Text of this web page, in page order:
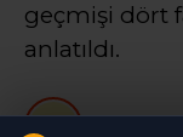
geçmişi dört
anlatıldı.